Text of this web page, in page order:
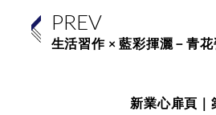
PREV
生活習作 × 藍彩揮灑－青
新業心扉頁｜